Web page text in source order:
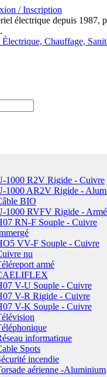
/ Inscription
électrique depuis 1987,
1000 R2V Rigide - Cuivre
1000 AR2V Rigide -
BIO
1000 RVFV Rigide -
RN-F Souple - Cuivre
VV-F Souple - Cuivre
nu
armé
V-U Souple - Cuivre
V-R Rigide - Cuivre
V-K Souple - Cuivre
informatique
Spots
incendie
aérienne -Aluminium